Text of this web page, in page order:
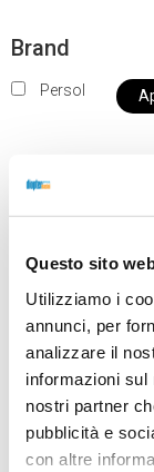
Questo sito
Utilizziamo i
annunci, per
analizzare il
informazioni
nostri partner
pubblicità e
con altre
Brand
Persol
nostro
da OTTICA
Showing the